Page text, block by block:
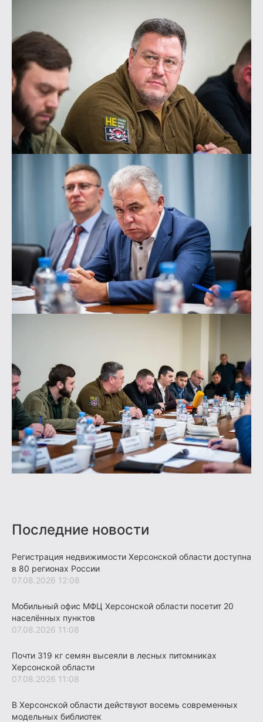
Последние новости
Регистрация недвижимости Херсонской области доступна
в 80 регионах России
07.08.2026 12:08
Мобильный офис МФЦ Херсонской области посетит 20
населённых пунктов
07.08.2026 11:08
Почти 319 кг семян высеяли в лесных питомниках
Херсонской области
07.08.2026 11:08
В Херсонской области действуют восемь современных
модельных библиотек